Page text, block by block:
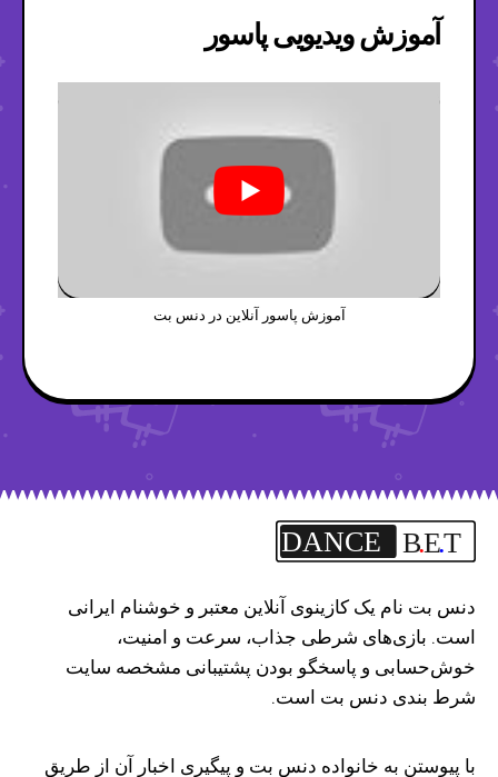
آموزش ویدیویی پاسور
آموزش پاسور آنلاین در دنس بت
DANCE B.E.T
دنس بت نام یک کازینوی آنلاین معتبر و خوشنام ایرانی
است. بازی‌های شرطی جذاب، سرعت و امنیت،
خوش‌حسابی و پاسخگو بودن پشتیبانی مشخصه سایت
شرط بندی دنس بت است.
با پیوستن به خانواده دنس بت و پیگیری اخبار آن از طریق